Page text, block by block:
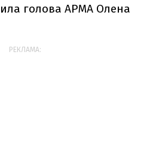
голова АРМА Олена
РЕКЛАМА: